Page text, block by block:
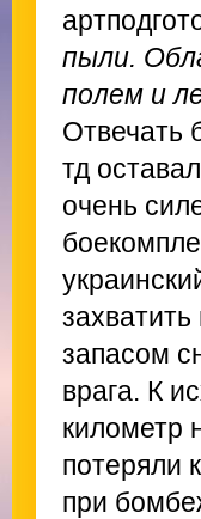
пыли.
полем и
Отвечать
тд
очень
запасом
врага. К
километр
потеряли
при